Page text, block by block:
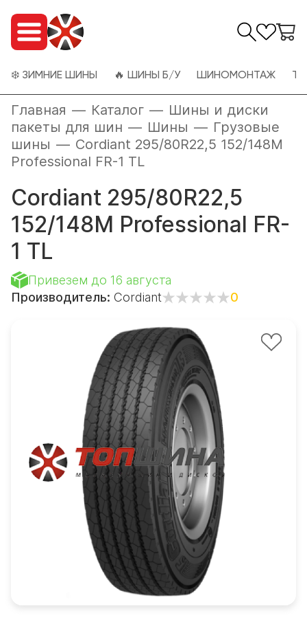
❄️ ЗИМНИЕ ШИНЫ 🔥 ШИНЫ Б/У ШИНОМОНТАЖ
Главная — Каталог — Шины и диски
пакеты для шин — Шины — Грузовые
шины — Cordiant 295/80R22,5 152/148M
Professional FR-1 TL
Cordiant 295/80R22,5
152/148M Professional FR-
1 TL
Привезем до 16 августа
Производитель: Cordiant 0